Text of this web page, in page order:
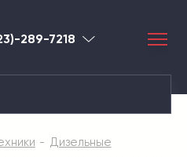
289-7218 Красноярск
Дизельные